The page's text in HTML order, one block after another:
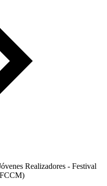
Realizadores - Festival